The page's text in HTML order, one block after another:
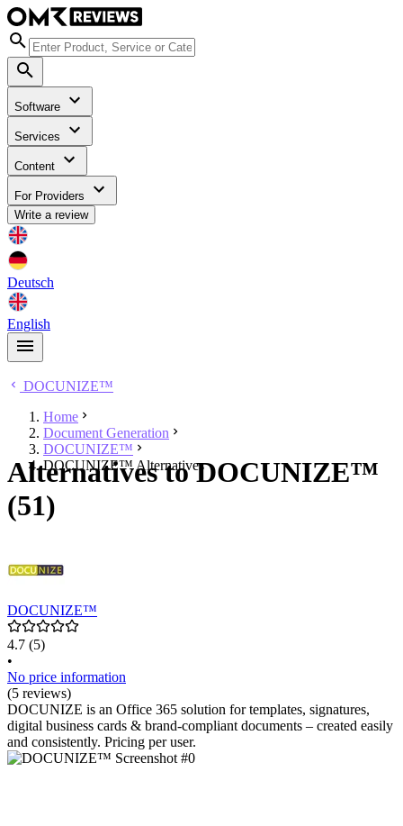
Software
Services
Content
For Providers
Write a review
Deutsch
English
DOCUNIZE™
Home
Document Generation
DOCUNIZE™
DOCUNIZE™ Alternatives
Alternatives to DOCUNIZE™
(51)
DOCUNIZE™
4.7 (5)
•
No price information
(5 reviews)
DOCUNIZE is an Office 365 solution for templates, signatures,
digital business cards & brand-compliant documents – created easily
and consistently. Pricing per user.